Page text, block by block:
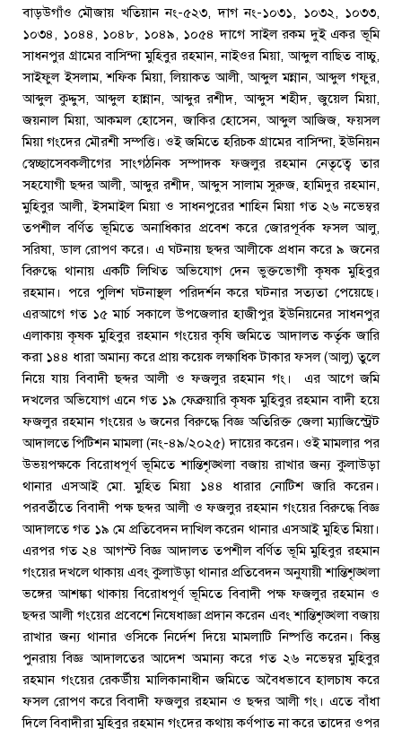
বাড়উগাঁও মৌজায় খতিয়ান নং-৫২৩, দাগ নং-১০৩১, ১০৩২, ১০৩৩,
১০৩৪, ১০৪৪, ১০৪৮, ১০৪৯, ১০৫৪ দাগে সাইল রকম দুই একর ভূমি
সাধনপুর গ্রামের বাসিন্দা মুহিবুর রহমান, নাইওর মিয়া, আব্দুল বাছিত বাচ্চু,
সাইফুল ইসলাম, শফিক মিয়া, লিয়াকত আলী, আব্দুল মন্নান, আব্দুল গফুর,
আব্দুল কুদ্দুস, আব্দুল হান্নান, আব্দুর রশীদ, আব্দুস শহীদ, জুয়েল মিয়া,
জয়নাল মিয়া, আকমল হোসেন, জাকির হোসেন, আব্দুল আজিজ, ফয়সল
মিয়া গংদের মৌরশী সম্পত্তি। ওই জমিতে হরিচক গ্রামের বাসিন্দা, ইউনিয়ন
স্বেচ্ছাসেবকলীগের সাংগঠনিক সম্পাদক ফজলুর রহমান নেতৃত্বে তার
সহযোগী ছব্দর আলী, আব্দুর রশীদ, আব্দুস সালাম সুরুজ, হামিদুর রহমান,
মুহিবুর আলী, ইসমাইল মিয়া ও সাধনপুরের শাহিন মিয়া গত ২৬ নভেম্বর
তপশীল বর্ণিত ভূমিতে অনাধিকার প্রবেশ করে জোরপূর্বক ফসল আলু,
সরিষা, ডাল রোপণ করে। এ ঘটনায় ছব্দর আলীকে প্রধান করে ৯ জনের
বিরুদ্ধে থানায় একটি লিখিত অভিযোগ দেন ভুক্তভোগী কৃষক মুহিবুর
রহমান। পরে পুলিশ ঘটনাস্থল পরিদর্শন করে ঘটনার সত্যতা পেয়েছে।
এরআগে গত ১৫ মার্চ সকালে উপজেলার হাজীপুর ইউনিয়নের সাধনপুর
এলাকায় কৃষক মুহিবুর রহমান গংয়ের কৃষি জমিতে আদালত কর্তৃক জারি
করা ১৪৪ ধারা অমান্য করে প্রায় কয়েক লক্ষাধিক টাকার ফসল (আলু) তুলে
নিয়ে যায় বিবাদী ছব্দর আলী ও ফজলুর রহমান গং। এর আগে জমি
দখলের অভিযোগ এনে গত ১৯ ফেব্রুয়ারি কৃষক মুহিবুর রহমান বাদী হয়ে
ফজলুর রহমান গংয়ের ৬ জনের বিরুদ্ধে বিজ্ঞ অতিরিক্ত জেলা ম্যাজিস্ট্রেট
আদালতে পিটিশন মামলা (নং-৪৯/২০২৫) দায়ের করেন। ওই মামলার পর
উভয়পক্ষকে বিরোধপূর্ণ ভূমিতে শান্তিশৃঙ্খলা বজায় রাখার জন্য কুলাউড়া
থানার এসআই মো. মুহিত মিয়া ১৪৪ ধারার নোটিশ জারি করেন।
পরবর্তীতে বিবাদী পক্ষ ছব্দর আলী ও ফজলুর রহমান গংয়ের বিরুদ্ধে বিজ্ঞ
আদালতে গত ১৯ মে প্রতিবেদন দাখিল করেন থানার এসআই মুহিত মিয়া।
এরপর গত ২৪ আগস্ট বিজ্ঞ আদালত তপশীল বর্ণিত ভূমি মুহিবুর রহমান
গংয়ের দখলে থাকায় এবং কুলাউড়া থানার প্রতিবেদন অনুযায়ী শান্তিশৃঙ্খলা
ভঙ্গের আশঙ্কা থাকায় বিরোধপূর্ণ ভূমিতে বিবাদী পক্ষ ফজলুর রহমান ও
ছব্দর আলী গংয়ের প্রবেশে নিষেধাজ্ঞা প্রদান করেন এবং শান্তিশৃঙ্খলা বজায়
রাখার জন্য থানার ওসিকে নির্দেশ দিয়ে মামলাটি নিষ্পত্তি করেন। কিন্তু
পুনরায় বিজ্ঞ আদালতের আদেশ অমান্য করে গত ২৬ নভেম্বর মুহিবুর
রহমান গংয়ের রেকর্ডীয় মালিকানাধীন জমিতে অবৈধভাবে হালচাষ করে
ফসল রোপণ করে বিবাদী ফজলুর রহমান ও ছব্দর আলী গং। এতে বাঁধা
দিলে বিবাদীরা মুহিবুর রহমান গংদের কথায় কর্ণপাত না করে তাদের ওপর